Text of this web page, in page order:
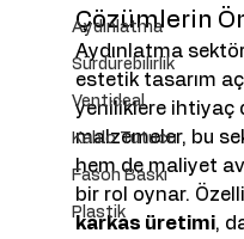
Aydınlatma
Sürdürebilirlik
Ventideal
Kablo Tutucu
Fason Baskı
Plastik
Çözümlerin
Aydınlatma
estetik tasarım
yeniliklere ihtiyaç
malzemeler, bu
hem de maliyet
bir rol oynar.
karkas üretimi,